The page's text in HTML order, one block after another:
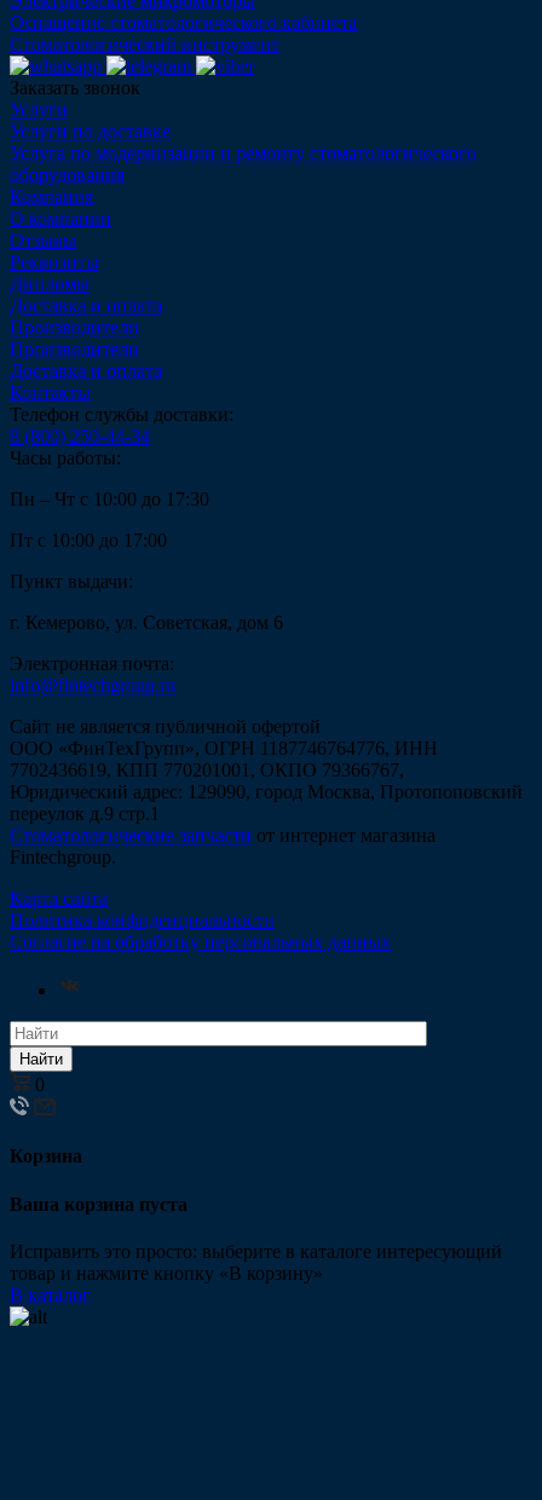
Оснащение стоматологического кабинета
Стоматологический инструмент
Заказать звонок
Услуги
Услуги по доставке
Услуга по модернизации и ремонту стоматологического
оборудования
Компания
О компании
Отзывы
Реквизиты
Дипломы
Доставка и оплата
Производители
Производители
Доставка и оплата
Контакты
Телефон службы доставки:
8 (800) 250-44-34
Часы работы:
Пн – Чт с 10:00 до 17:30
Пт с 10:00 до 17:00
Пункт выдачи:
г. Кемерово, ул. Советская, дом 6
Электронная почта:
info@fintechgroup.ru
Сайт не является публичной офертой
ООО «ФинТехГрупп», ОГРН 1187746764776, ИНН
7702436619, КПП 770201001, ОКПО 79366767,
Юридический адрес: 129090, город Москва, Протопоповский
переулок д.9 стр.1
Стоматологические запчасти от интернет магазина
Fintechgroup.
Карта сайта
Политика конфиденциальности
Согласие на обработку персональных данных
Найти
0
Корзина
Ваша корзина пуста
Исправить это просто: выберите в каталоге интересующий
товар и нажмите кнопку «В корзину»
В каталог